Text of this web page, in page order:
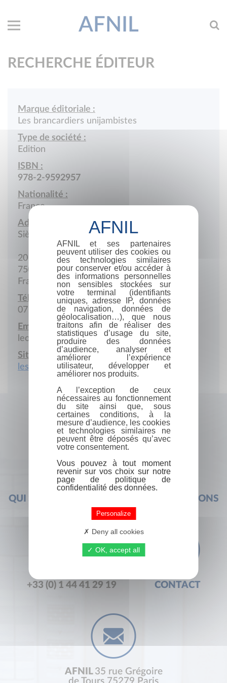
AFNIL
RECHERCHE ÉDITEUR
Marque éditoriale :
Les brancardiers unijambistes
Type de société :
Edition
ISBN :
978-2-9592957
Nationalité :
France
Adresse :
Siège social
20 Rue Dussoubs
75002 Paris
France
Téléphone portable :
07 82 61 64 29
Email :
leonard.sdk@gmail.com
Site Internet :
lesbrancardiers.fr
QUI SOMMES-NOUS ? FOIRE AUX QUESTIONS
+33 (0) 1 44 41 29 19 CONTACT
AFNIL 35 rue Grégoire
AFNIL et ses partenaires
peuvent utiliser des cookies ou
des technologies similaires
pour conserver et/ou accéder à
des informations personnelles
non sensibles stockées sur
votre terminal (identifiants
uniques, adresse IP, données
de navigation, données de
géolocalisation…), que nous
traitons afin de réaliser des
statistiques d’usage du site,
produire des données
d’audience, analyser et
améliorer l’expérience
utilisateur, développer et
améliorer nos produits.
A l’exception de ceux
nécessaires au fonctionnement
du site ainsi que, sous
certaines conditions, à la
mesure d’audience, les cookies
et technologies similaires ne
peuvent être déposés qu’avec
votre consentement.
Vous pouvez à tout moment
revenir sur vos choix sur notre
page de politique de
confidentialité des données.
Personalize
Deny all cookies
OK, accept all